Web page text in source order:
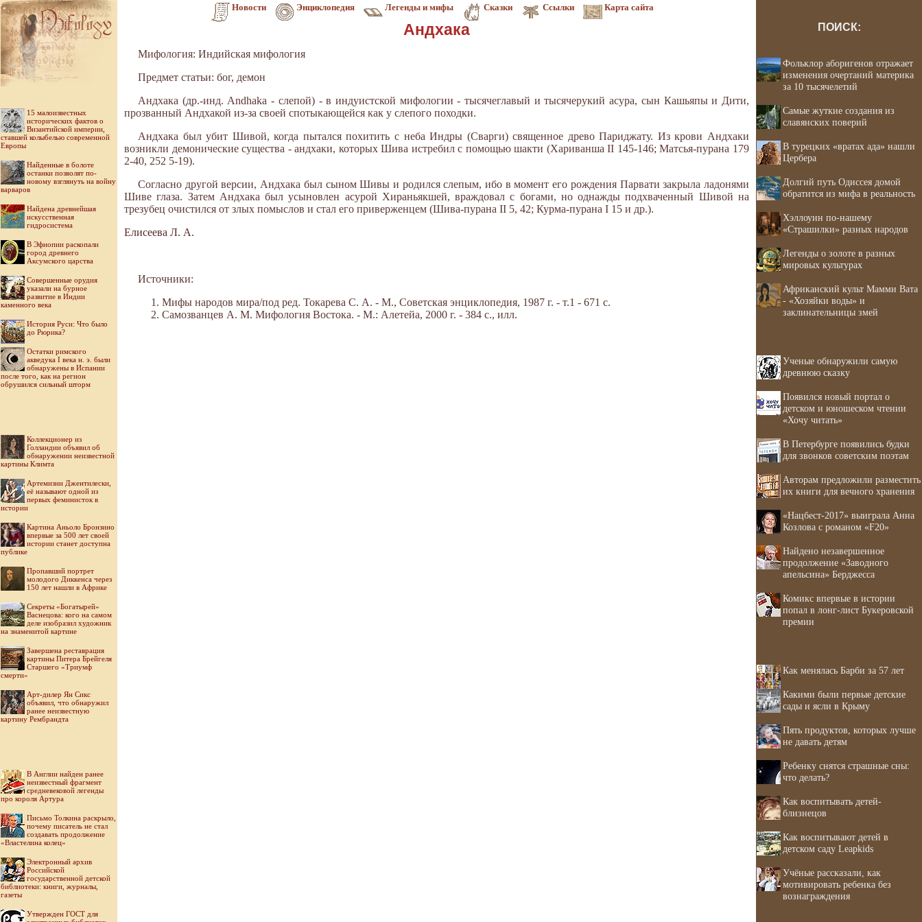
Новости Энциклопедия Легенды и мифы Сказки Ссылки Карта сайта
15 малоизвестных
исторических фактов о
Византийской империи,
ставшей колыбелью современной
Европы
Найденные в болоте
останки позволят по-
новому взглянуть на войну
варваров
Найдена древнейшая
искусственная
гидросистема
В Эфиопии раскопали
город древнего
Аксумского царства
Совершенные орудия
указали на бурное
развитие в Индии
каменного века
История Руси: Что было
до Рюрика?
Остатки римского
акведука I века н. э. были
обнаружены в Испании
после того, как на регион
обрушился сильный шторм
Коллекционер из
Голландии объявил об
обнаружении неизвестной
картины Климта
Артемизии Джентилески,
её называют одной из
первых феминисток в
истории
Картина Аньоло Бронзино
впервые за 500 лет своей
истории станет доступна
публике
Пропавший портрет
молодого Диккенса через
150 лет нашли в Африке
Секреты «Богатырей»
Васнецова: кого на самом
деле изобразил художник
на знаменитой картине
Завершена реставрация
картины Питера Брейгеля
Старшего «Триумф
смерти»
Арт-дилер Ян Сикс
объявил, что обнаружил
ранее неизвестную
картину Рембрандта
В Англии найден ранее
неизвестный фрагмент
средневековой легенды
про короля Артура
Письмо Толкина раскрыло,
почему писатель не стал
создавать продолжение
«Властелина колец»
Электронный архив
Российской
государственной детской
библиотеки: книги, журналы,
газеты
Утвержден ГОСТ для
Андхака
Мифология: Индийская мифология
Предмет статьи: бог, демон
Андхака (др.-инд. Andhaka - слепой) - в индуистской мифологии - тысячеглавый и тысячерукий асура, сын Кашьяпы и Дити,
прозванный Андхакой из-за своей спотыкающейся как у слепого походки.
Андхака был убит Шивой, когда пытался похитить с неба Индры (Сварги) священное древо Париджату. Из крови Андхаки
возникли демонические существа - андхаки, которых Шива истребил с помощью шакти (Хариванша II 145-146; Матсья-пурана 179
2-40, 252 5-19).
Согласно другой версии, Андхака был сыном Шивы и родился слепым, ибо в момент его рождения Парвати закрыла ладонями
Шиве глаза. Затем Андхака был усыновлен асурой Хираньякшей, враждовал с богами, но однажды подхваченный Шивой на
трезубец очистился от злых помыслов и стал его приверженцем (Шива-пурана II 5, 42; Курма-пурана I 15 и др.).
Елисеева Л. А.
Источники:
Мифы народов мира/под ред. Токарева С. А. - М., Советская энциклопедия, 1987 г. - т.1 - 671 с.
Самозванцев А. М. Мифология Востока. - М.: Алетейа, 2000 г. - 384 с., илл.
ПОИСК:
Фольклор аборигенов отражает
изменения очертаний материка
за 10 тысячелетий
Самые жуткие создания из
славянских поверий
В турецких «вратах ада» нашли
Цербера
Долгий путь Одиссея домой
обратится из мифа в реальность
Хэллоуин по-нашему
«Страшилки» разных народов
Легенды о золоте в разных
мировых культурах
Африканский культ Мамми Вата
- «Хозяйки воды» и
заклинательницы змей
Ученые обнаружили самую
древнюю сказку
Появился новый портал о
детском и юношеском чтении
«Хочу читать»
В Петербурге появились будки
для звонков советским поэтам
Авторам предложили разместить
их книги для вечного хранения
«Нацбест-2017» выиграла Анна
Козлова с романом «F20»
Найдено незавершенное
продолжение «Заводного
апельсина» Берджесса
Комикс впервые в истории
попал в лонг-лист Букеровской
премии
Как менялась Барби за 57 лет
Какими были первые детские
сады и ясли в Крыму
Пять продуктов, которых лучше
не давать детям
Ребенку снятся страшные сны:
что делать?
Как воспитывать детей-
близнецов
Как воспитывают детей в
детском саду Leapkids
Учёные рассказали, как
мотивировать ребенка без
вознаграждения